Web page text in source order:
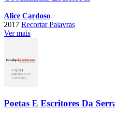
Alice Cardoso
2017 Recortar Palavras
Ver mais
Poetas E Escritores Da